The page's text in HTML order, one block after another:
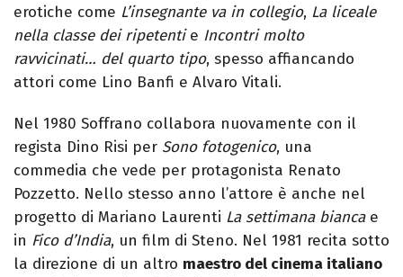
erotiche come L’insegnante va in collegio, La liceale
nella classe dei ripetentie Incontri molto
ravvicinati… del quarto tipo, spesso affiancando
attori come Lino Banfi e Alvaro Vitali.
Nel 1980 Soffrano collabora nuovamente con il
regista Dino Risi per Sono fotogenico, una
commedia che vede per protagonista Renato
Pozzetto. Nello stesso anno l’attore è anche nel
progetto di Mariano Laurenti La settimana bianca e
in Fico d’India, un film di Steno. Nel 1981 recita sotto
la direzione di un altro maestro del cinema italiano